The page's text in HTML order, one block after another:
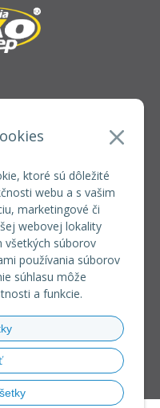
ktoré sú dôležité
webu a s vašim
marketingové či
webovej lokality
všetkých súborov
používania súborov
súhlasu môže
a funkcie.
731
od zmluvy
podmienky
cookies
(RSO)